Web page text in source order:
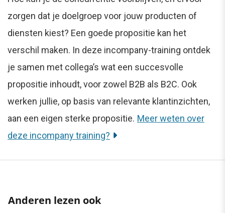
zorgen dat je doelgroep voor jouw producten of
diensten kiest? Een goede propositie kan het
verschil maken. In deze incompany-training ontdek
je samen met collega’s wat een succesvolle
propositie inhoudt, voor zowel B2B als B2C. Ook
werken jullie, op basis van relevante klantinzichten,
aan een eigen sterke propositie. Meer weten over
deze incompany training?
Anderen lezen ook